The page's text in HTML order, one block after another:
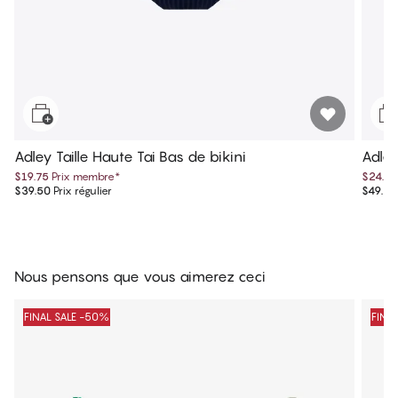
Adley Taille Haute Tai Bas de bikini
$19.75 Prix membre*
$39.50 Prix régulier
$24.75
$49.50
Nous pensons que vous aimerez ceci
FINAL SALE -50%